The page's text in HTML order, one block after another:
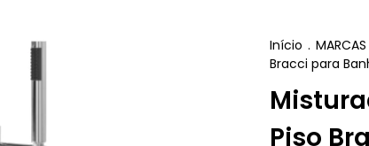
Início . MARCAS
Bracci para
Piso